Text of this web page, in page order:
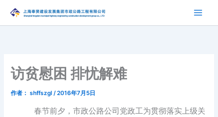
内
访贫慰困 排忧解难
作者： shffszgl/2016年7月5日
春节前夕，市政公路公司党政工为贯彻落实上级关